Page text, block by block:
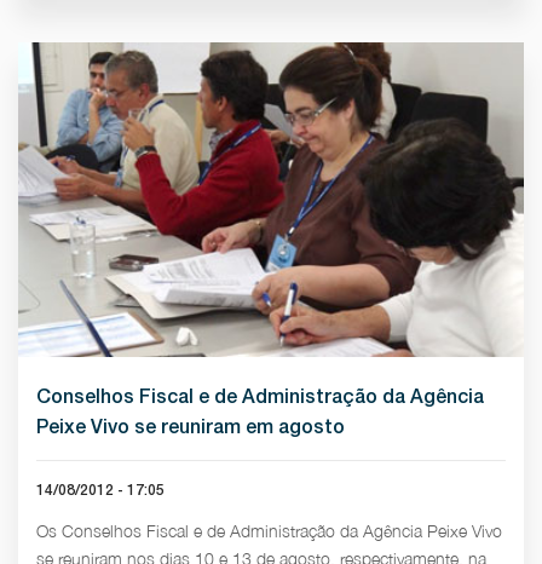
Conselhos Fiscal e de Administração da Agência
Peixe Vivo se reuniram em agosto
14/08/2012 - 17:05
Os Conselhos Fiscal e de Administração da Agência Peixe Vivo
se reuniram nos dias 10 e 13 de agosto, respectivamente, na